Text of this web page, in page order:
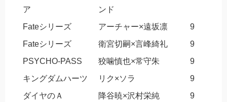
ア
ンド
Fateシリーズ
アーチャー×遠坂凛
9
Fateシリーズ
衛宮切嗣×言峰綺礼
9
PSYCHO-PASS
狡噛慎也×常守朱
9
キングダムハーツ
リク×ソラ
9
ダイヤのＡ
降谷暁×沢村栄純
9